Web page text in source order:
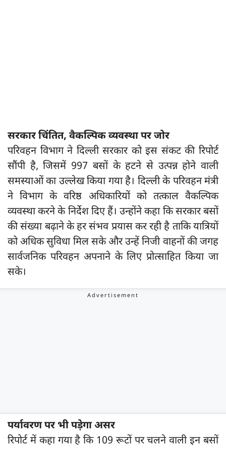
सरकार चिंतित, वैकल्पिक व्यवस्था पर जोर
परिवहन विभाग ने दिल्ली सरकार को इस संकट की रिपोर्ट
सौंपी है, जिसमें 997 बसों के हटने से उत्पन्न होने वाली
समस्याओं का उल्लेख किया गया है। दिल्ली के परिवहन मंत्री
ने विभाग के वरिष्ठ अधिकारियों को तत्काल वैकल्पिक
व्यवस्था करने के निर्देश दिए हैं। उन्होंने कहा कि सरकार बसों
की संख्या बढ़ाने के हर संभव प्रयास कर रही है ताकि यात्रियों
को अधिक सुविधा मिल सके और उन्हें निजी वाहनों की जगह
सार्वजनिक परिवहन अपनाने के लिए प्रोत्साहित किया जा
सके।
पर्यावरण पर भी पड़ेगा असर
रिपोर्ट में कहा गया है कि 109 रूटों पर चलने वाली इन बसों